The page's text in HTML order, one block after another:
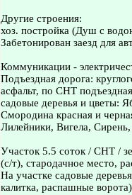
Другие строения:
хоз. постройка (Душ с
Забетонирован заезд для
Коммуникации -
Подъездная дорога:
асфальт, по СНТ
садовые деревья и цветы:
Смородина красная и
Лилейники, Вигела,
Участок 5.5 соток / СНТ /
(с/т), стародачное место,
На участке садовые
калитка, распашные